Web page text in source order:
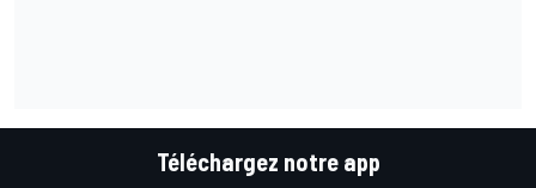
Téléchargez notre app